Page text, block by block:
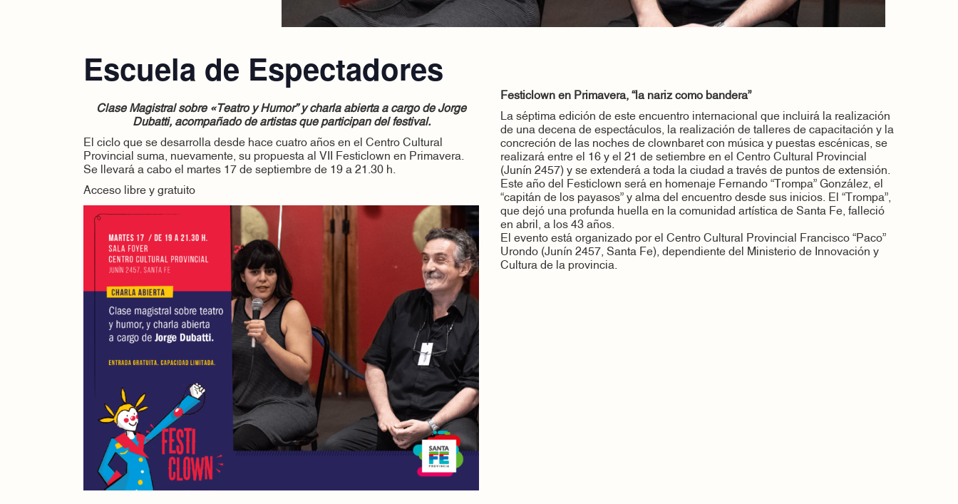
Escuela de Espectadores
Clase Magistral sobre «Teatro y Humor” y charla abierta a cargo de Jorge
Dubatti, acompañado de artistas que participan del festival.
El ciclo que se desarrolla desde hace cuatro años en el Centro Cultural
Provincial suma, nuevamente, su propuesta al VII Festiclown en Primavera.
Se llevará a cabo el martes 17 de septiembre de 19 a 21.30 h.
Acceso libre y gratuito
Festiclown en Primavera, “la nariz como bandera”
La séptima edición de este encuentro internacional que incluirá la realización
de una decena de espectáculos, la realización de talleres de capacitación y la
concreción de las noches de clownbaret con música y puestas escénicas, se
realizará entre el 16 y el 21 de setiembre en el Centro Cultural Provincial
(Junín 2457) y se extenderá a toda la ciudad a través de puntos de extensión.
Este año del Festiclown será en homenaje Fernando “Trompa” González, el
“capitán de los payasos” y alma del encuentro desde sus inicios. El “Trompa”,
que dejó una profunda huella en la comunidad artística de Santa Fe, falleció
en abril, a los 43 años.
El evento está organizado por el Centro Cultural Provincial Francisco “Paco”
Urondo (Junín 2457, Santa Fe), dependiente del Ministerio de Innovación y
Cultura de la provincia.